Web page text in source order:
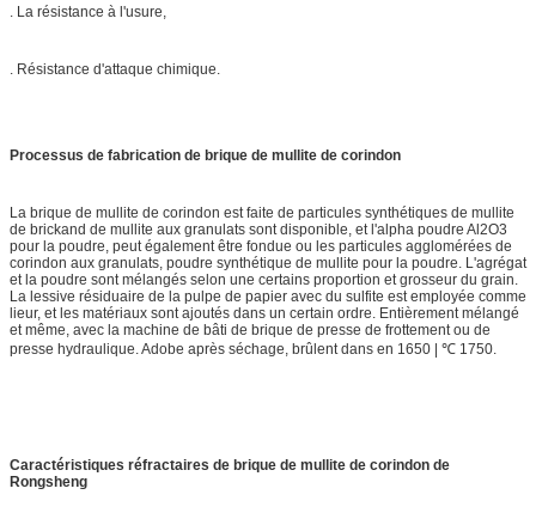
. La résistance à l'usure,
. Résistance d'attaque chimique.
Processus de fabrication de brique de mullite de corindon
La brique de mullite de corindon est faite de particules synthétiques de mullite
de brickand de mullite aux granulats sont disponible, et l'alpha poudre Al2O3
pour la poudre, peut également être fondue ou les particules agglomérées de
corindon aux granulats, poudre synthétique de mullite pour la poudre. L'agrégat
et la poudre sont mélangés selon une certains proportion et grosseur du grain.
La lessive résiduaire de la pulpe de papier avec du sulfite est employée comme
lieur, et les matériaux sont ajoutés dans un certain ordre. Entièrement mélangé
et même, avec la machine de bâti de brique de presse de frottement ou de
presse hydraulique. Adobe après séchage, brûlent dans en 1650 | ℃ 1750.
Caractéristiques réfractaires de brique de mullite de corindon de
Rongsheng